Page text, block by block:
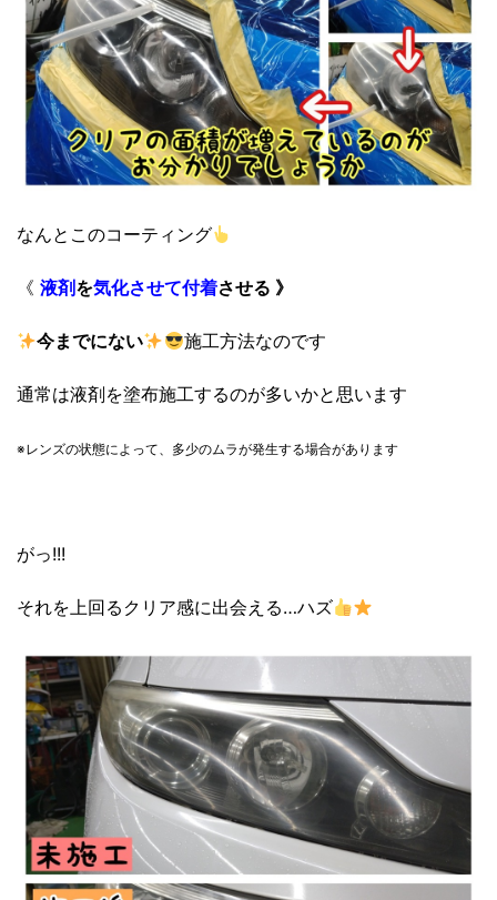
なんとこのコーティング
《 液剤 を気化させて付着させる 》
今までにない 施工方法なのです
通常は液剤を塗布施工するのが多いかと思います
※レンズの状態によって、 多少のムラが発生する場合があります
がっ!!!
それを上回るクリア感に出会える…ハズ